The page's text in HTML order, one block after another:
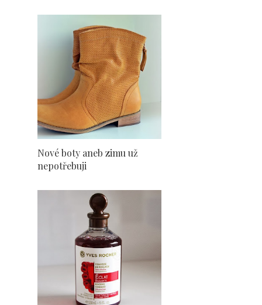
Nové boty aneb zimu už
nepotřebuji